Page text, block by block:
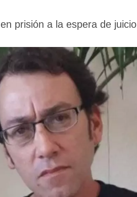
prisión a la espera de juicio